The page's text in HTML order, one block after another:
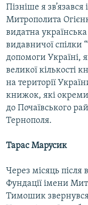
Пізніше я
Митрополита
видатна
видавничої спілки
допомоги Україні,
великої кількості
на території
книжок, які
до Почаївського
Тернополя.
Тарас Марусик
Через місяць після
Фундації імени
Тимошик